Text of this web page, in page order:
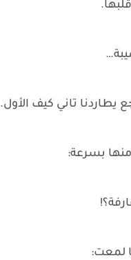
يطاردنا تاني كيف الأول.
منها بسرعة:
لمعت: